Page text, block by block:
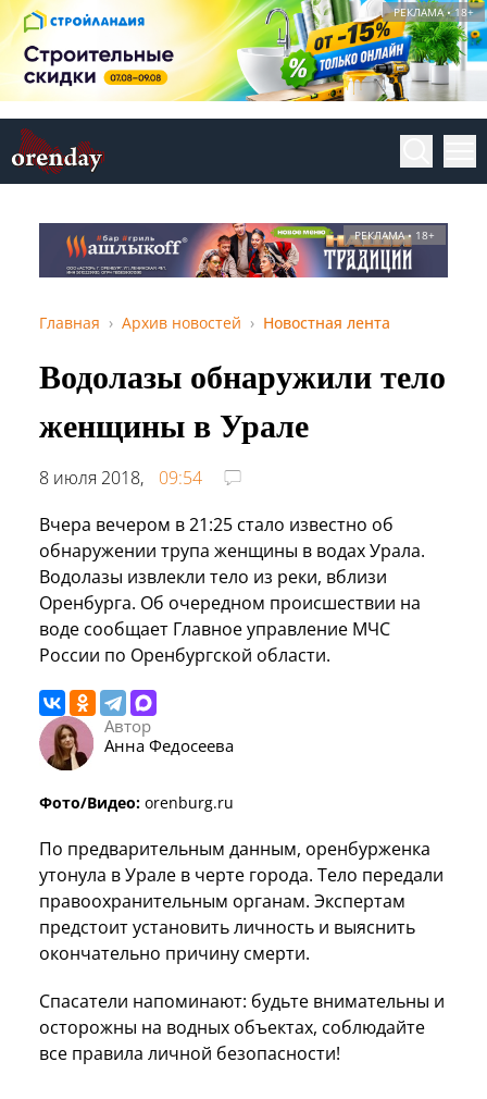
РЕКЛАМА • 18+
РЕКЛАМА • 18+
Главная Архив новостей Новостная лента
Водолазы обнаружили тело
женщины в Урале
8 июля 2018,
09:54
Вчера вечером в 21:25 стало известно об
обнаружении трупа женщины в водах Урала.
Водолазы извлекли тело из реки, вблизи
Оренбурга. Об очередном происшествии на
воде сообщает Главное управление МЧС
России по Оренбургской области.
Автор
Анна Федосеева
Фото/Видео: orenburg.ru
По предварительным данным, оренбурженка
утонула в Урале в черте города. Тело передали
правоохранительным органам. Экспертам
предстоит установить личность и выяснить
окончательно причину смерти.
Спасатели напоминают: будьте внимательны и
осторожны на водных объектах, соблюдайте
все правила личной безопасности!